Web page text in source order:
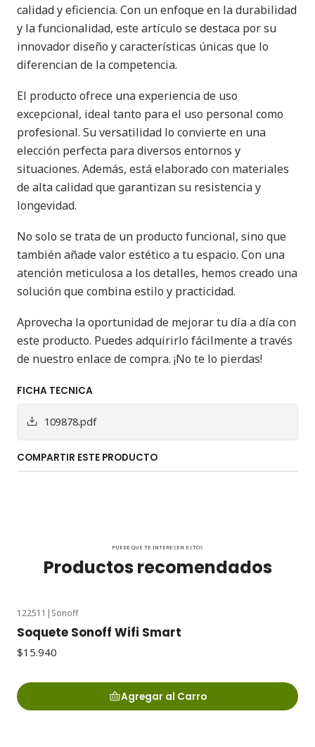
calidad y eficiencia. Con un enfoque en la durabilidad
y la funcionalidad, este artículo se destaca por su
innovador diseño y características únicas que lo
diferencian de la competencia.
El producto ofrece una experiencia de uso
excepcional, ideal tanto para el uso personal como
profesional. Su versatilidad lo convierte en una
elección perfecta para diversos entornos y
situaciones. Además, está elaborado con materiales
de alta calidad que garantizan su resistencia y
longevidad.
No solo se trata de un producto funcional, sino que
también añade valor estético a tu espacio. Con una
atención meticulosa a los detalles, hemos creado una
solución que combina estilo y practicidad.
Aprovecha la oportunidad de mejorar tu día a día con
este producto. Puedes adquirirlo fácilmente a través
de nuestro enlace de compra. ¡No te lo pierdas!
FICHA TECNICA
109878.pdf
COMPARTIR ESTE PRODUCTO
PUEDE QUE TE INTERESEN ESTOS
Productos recomendados
122511 | Sonoff
Soquete Sonoff Wifi Smart
$15.940
Agregar al Carro